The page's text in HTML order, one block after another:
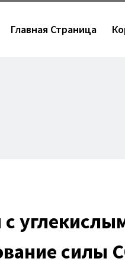
Главная Страница
силы